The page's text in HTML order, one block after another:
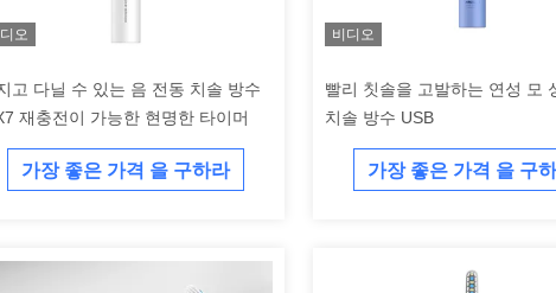
오
고 다닐 수 있는 음 전동 치솔 방수
재충전이 가능한 현명한 타이머
가장 좋은 가격 을 구하라
비디오
빨리 칫솔을 고발하는 연성 모
치솔 방수 USB
가장 좋은 가격 을 구